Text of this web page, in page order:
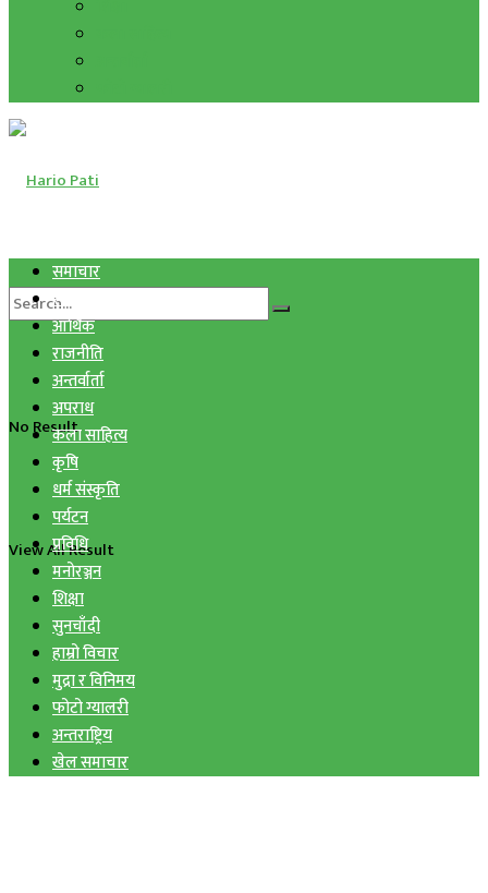
No Result
View All Result
समाचार
स्वास्थ्य
आर्थिक
राजनीति
अन्तर्वार्ता
अपराध
कला साहित्य
कृषि
धर्म संस्कृति
पर्यटन
प्रविधि
मनोरञ्जन
शिक्षा
सुनचाँदी
हाम्रो विचार
मुद्रा र विनिमय
फोटो ग्यालरी
अन्तराष्ट्रिय
खेल समाचार